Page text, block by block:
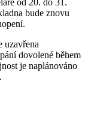
bude znovu
uzavřena
dovolené během
je naplánováno